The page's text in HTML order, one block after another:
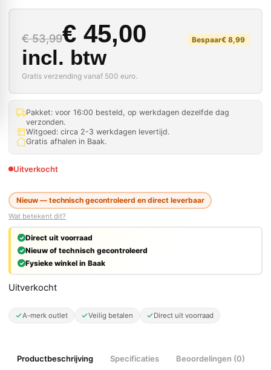
€53,99
Oorspronkelijke
€45,00
Huidige prijs is: €
incl. btw
Bespaar€8,99
Gratis verzending vanaf 500 euro.
Pakket: voor 16:00 besteld, op werkdagen dezelfde dag
verzonden.
Witgoed: circa 2-3 werkdagen levertijd.
Gratis afhalen in Baak.
Uitverkocht
Nieuw — technisch gecontroleerd en direct leverbaar
Wat betekent dit?
Direct uit voorraad
Nieuw of technisch gecontroleerd
Fysieke winkel in Baak
Uitverkocht
A-merk outlet Veilig betalen Direct uit voorraad
Productbeschrijving Specificaties Beoordelingen (0)